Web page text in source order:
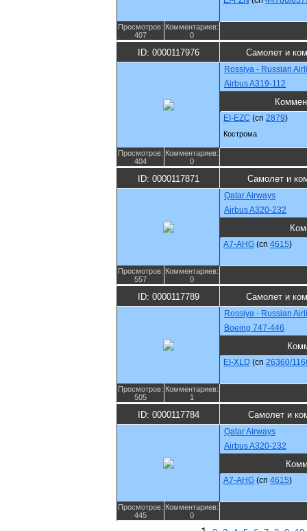
Просмотров:
407
Комментариев:
0
ID: 0000117976 Самолет и
Rossiya - Russian
Airbus A319-112
EI-EZC (cn 2879)
Кострома
Просмотров:
404
Комментариев:
0
ID: 0000117871 Самолет и
Qatar Airways
Airbus A320-232
A7-AHG (cn 4615)
Просмотров:
557
Комментариев:
0
ID: 0000117789 Самолет и
Rossiya - Russian
Boeing 747-446
EI-XLD (cn 26360/
Просмотров:
505
Комментариев:
1
ID: 0000117784 Самолет и
Qatar Airways
Airbus A320-232
A7-AHG (cn 4615)
Просмотров:
445
Комментариев:
0